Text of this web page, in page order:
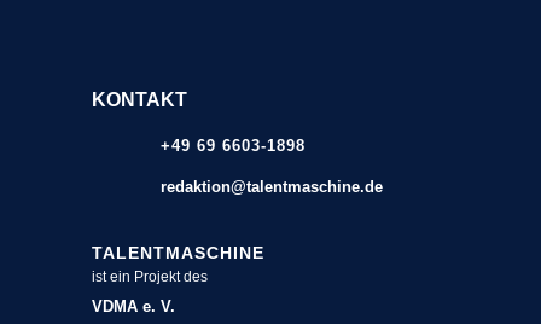
KONTAKT
+49 69 6603-1898
redaktion@talentmaschine.de
TALENTMASCHINE
ist ein Projekt des
VDMA e. V.